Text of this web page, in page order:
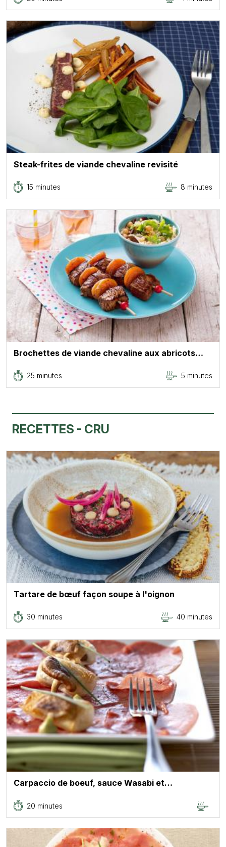
Steak-frites de viande chevaline revisité
15 minutes 8 minutes
Brochettes de viande chevaline aux abricots…
25 minutes 5 minutes
RECETTES - CRU
Tartare de bœuf façon soupe à l'oignon
30 minutes 40 minutes
Carpaccio de boeuf, sauce Wasabi et…
20 minutes